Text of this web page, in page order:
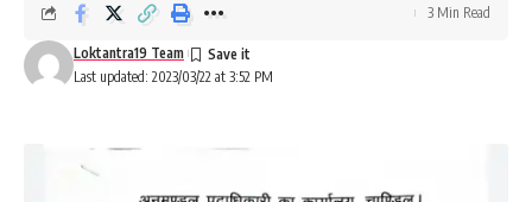
Last updated: 2023/03/22 at 3:52 PM
Loktantra19 Team
3 Min Read